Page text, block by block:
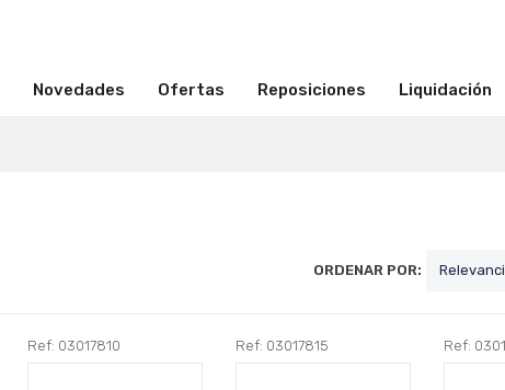
(activo)Novedades Ofertas Reposiciones Liquidación
ORDENAR POR:
Ref: 03017810 Ref: 03017815 Ref: